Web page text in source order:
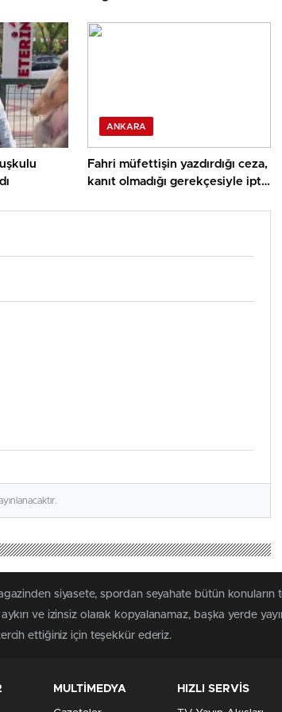
ANKARA
Fahri müfettişin yazdırdığı ceza,
kanıt olmadığı gerekçesiyle iptal
siyasete, spordan seyahate bütün
ve izinsiz olarak kopyalanamaz, başka yerde
ettiğiniz için teşekkür ederiz.
MULTİMEDYA HIZLI SERVİS